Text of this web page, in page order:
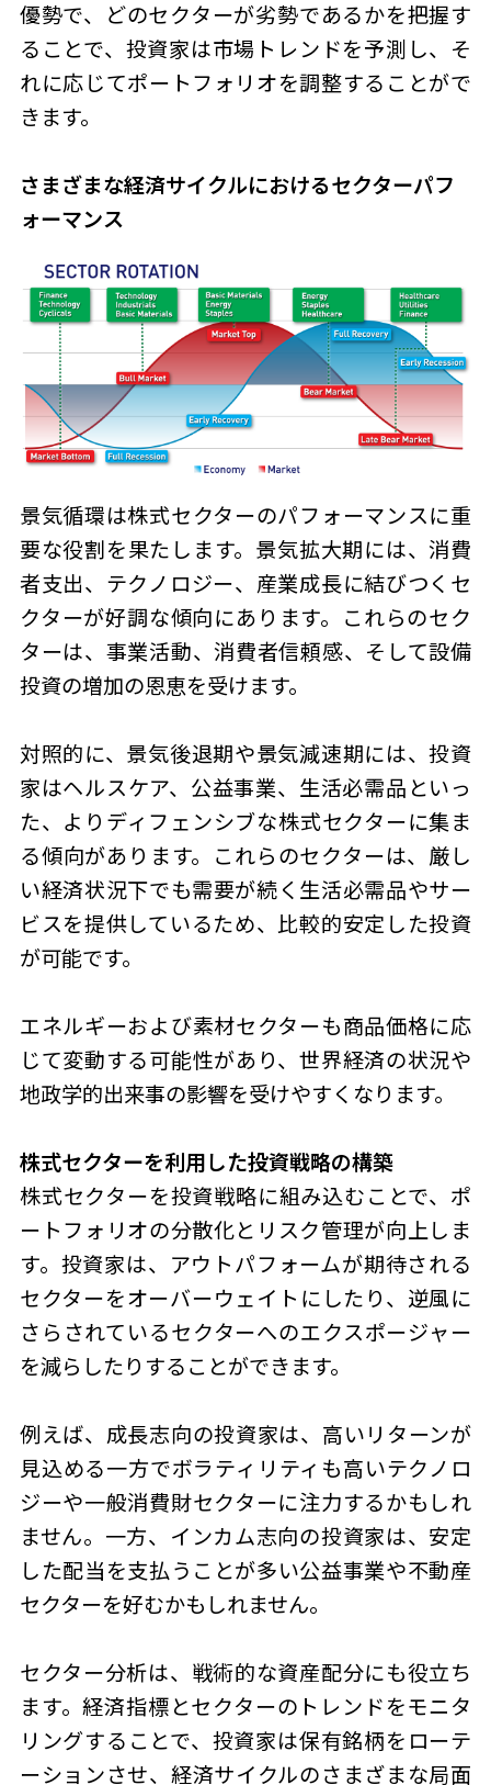
優勢で、どのセクターが劣勢であるかを把握す
ることで、投資家は市場トレンドを予測し、そ
れに応じてポートフォリオを調整することがで
きます。
さまざまな経済サイクルにおけるセクターパフ
ォーマンス
景気循環は株式セクターのパフォーマンスに重
要な役割を果たします。景気拡大期には、消費
者支出、テクノロジー、産業成長に結びつくセ
クターが好調な傾向にあります。これらのセク
ターは、事業活動、消費者信頼感、そして設備
投資の増加の恩恵を受けます。
対照的に、景気後退期や景気減速期には、投資
家はヘルスケア、公益事業、生活必需品といっ
た、よりディフェンシブな株式セクターに集ま
る傾向があります。これらのセクターは、厳し
い経済状況下でも需要が続く生活必需品やサー
ビスを提供しているため、比較的安定した投資
が可能です。
エネルギーおよび素材セクターも商品価格に応
じて変動する可能性があり、世界経済の状況や
地政学的出来事の影響を受けやすくなります。
株式セクターを利用した投資戦略の構築
株式セクターを投資戦略に組み込むことで、ポ
ートフォリオの分散化とリスク管理が向上しま
す。投資家は、アウトパフォームが期待される
セクターをオーバーウェイトにしたり、逆風に
さらされているセクターへのエクスポージャー
を減らしたりすることができます。
例えば、成長志向の投資家は、高いリターンが
見込める一方でボラティリティも高いテクノロ
ジーや一般消費財セクターに注力するかもしれ
ません。一方、インカム志向の投資家は、安定
した配当を支払うことが多い公益事業や不動産
セクターを好むかもしれません。
セクター分析は、戦術的な資産配分にも役立ち
ます。経済指標とセクターのトレンドをモニタ
リングすることで、投資家は保有銘柄をローテ
ーションさせ、経済サイクルのさまざまな局面